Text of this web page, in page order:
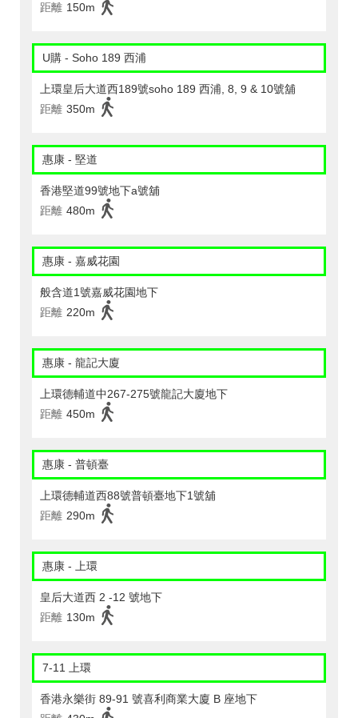
距離 150m
U購 - Soho 189 西浦
上環皇后大道西189號soho 189 西浦, 8, 9 & 10號舖
距離 350m
惠康 - 堅道
香港堅道99號地下a號舖
距離 480m
惠康 - 嘉威花園
般含道1號嘉威花園地下
距離 220m
惠康 - 龍記大廈
上環德輔道中267-275號龍記大廈地下
距離 450m
惠康 - 普頓臺
上環德輔道西88號普頓臺地下1號舖
距離 290m
惠康 - 上環
皇后大道西 2 -12 號地下
距離 130m
7-11 上環
香港永樂街 89-91 號喜利商業大廈 B 座地下